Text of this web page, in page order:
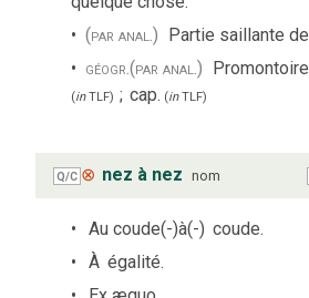
(par anal.) Partie saillante
géogr.(par anal.)
(inTLF) ; cap. (inTLF)
Q/C ⊗ nez à nez nom
Au coude(-)à(-) coude.
À égalité.